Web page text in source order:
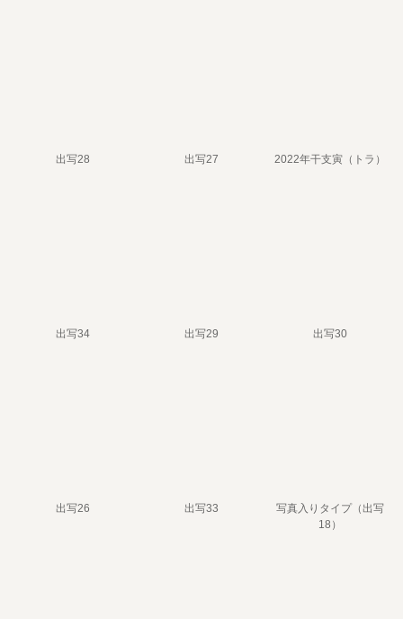
出写28 出写27 2022年干支寅（トラ）
出写34 出写29 出写30
出写26 出写33
写真入りタイプ（出写
18）